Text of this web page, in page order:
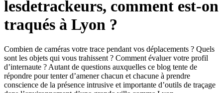
lesdetrackeurs, comment est-on
traqués à Lyon ?
Combien de caméras votre trace pendant vos déplacements ? Quels
sont les objets qui vous trahissent ? Comment évaluer votre profil
d’internaute ? Autant de questions auxquelles ce blog tente de
répondre pour tenter d’amener chacun et chacune à prendre
conscience de la présence intrusive et importante d’outils de traçage